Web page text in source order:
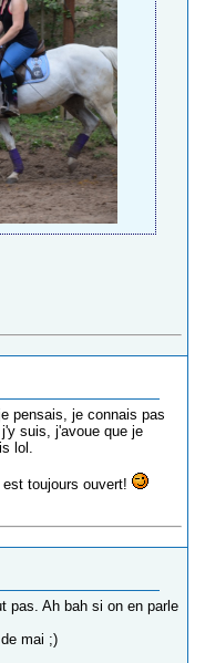
pensais, je connais pas
suis, j'avoue que je
lol.
toujours ouvert!
pas. Ah bah si on en parle
mai ;)